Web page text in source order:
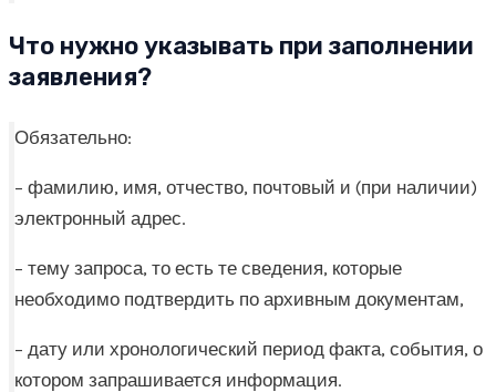
Что нужно указывать при заполнении
заявления?
Обязательно:
– фамилию, имя, отчество, почтовый и (при наличии)
электронный адрес.
– тему запроса, то есть те сведения, которые
необходимо подтвердить по архивным документам,
– дату или хронологический период факта, события, о
котором запрашивается информация.